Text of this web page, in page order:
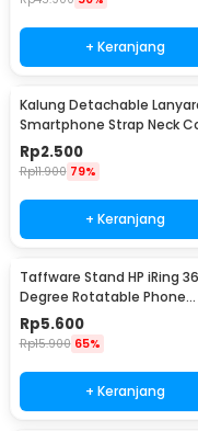
+ Keranjang
Kalung Detachable
Smartphone Strap Neck
Rp2.500
Rp11.900 79%
+ Keranjang
Taffware Stand HP iRing
Degree Rotatable Phone
Holder - R20
Rp5.600
Rp15.900 65%
+ Keranjang